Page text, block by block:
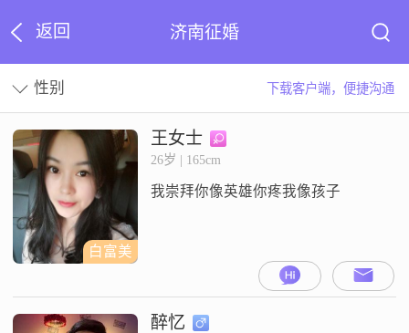
返回 济南征婚
性别 下载客户端，便捷沟通
白富美
王女士
26岁 | 165cm
我崇拜你像英雄你疼我像孩子
醉忆